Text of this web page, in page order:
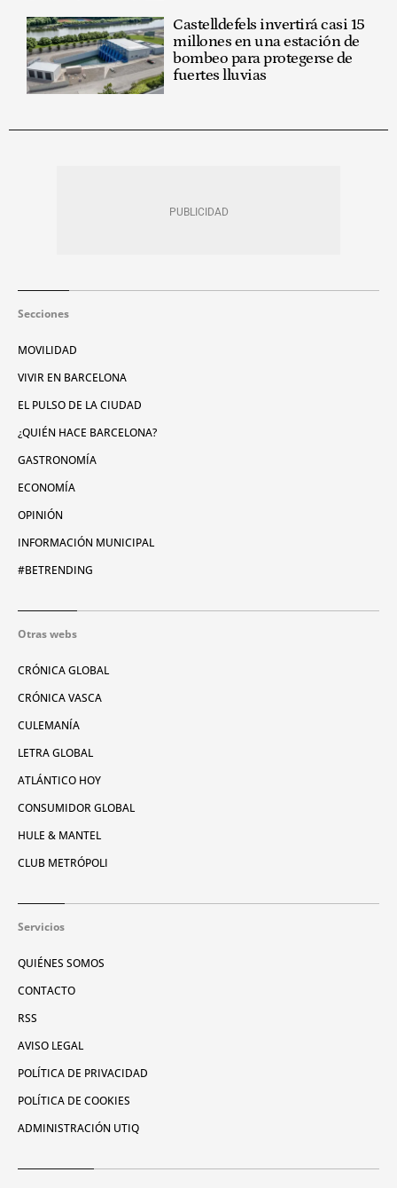
Castelldefels invertirá casi 15
millones en una estación de
bombeo para protegerse de
fuertes lluvias
Secciones
MOVILIDAD
VIVIR EN BARCELONA
EL PULSO DE LA CIUDAD
¿QUIÉN HACE BARCELONA?
GASTRONOMÍA
ECONOMÍA
OPINIÓN
INFORMACIÓN MUNICIPAL
#BETRENDING
Otras webs
CRÓNICA GLOBAL
CRÓNICA VASCA
CULEMANÍA
LETRA GLOBAL
ATLÁNTICO HOY
CONSUMIDOR GLOBAL
HULE & MANTEL
CLUB METRÓPOLI
Servicios
QUIÉNES SOMOS
CONTACTO
RSS
AVISO LEGAL
POLÍTICA DE PRIVACIDAD
POLÍTICA DE COOKIES
ADMINISTRACIÓN UTIQ